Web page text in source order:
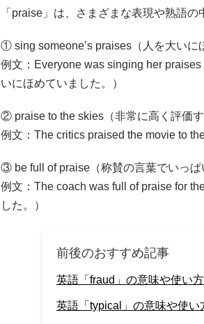
「praise」は、さまざまな表現や熟語
① sing someone’s praises（人を大いに
例文：Everyone was singing her
いにほめていました。）
② praise to the skies（非常に高く評価す
例文：The critics praised the movie to
③ be full of praise（称賛の言葉でいっぱ
例文：The coach was full of praise for
した。）
前後のおすすめ記事
英語「fraud」の意味や使い
英語「typical」の意味や使い